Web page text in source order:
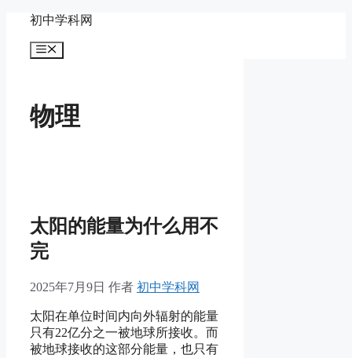
初中学科网
菜
物理
太阳的能量为什么用不
完
2025年7月9日 作者 初中学科网
太阳在单位时间内向外辐射的能量
只有22亿分之一被地球所接收。而
被地球接收的这部分能量，也只有